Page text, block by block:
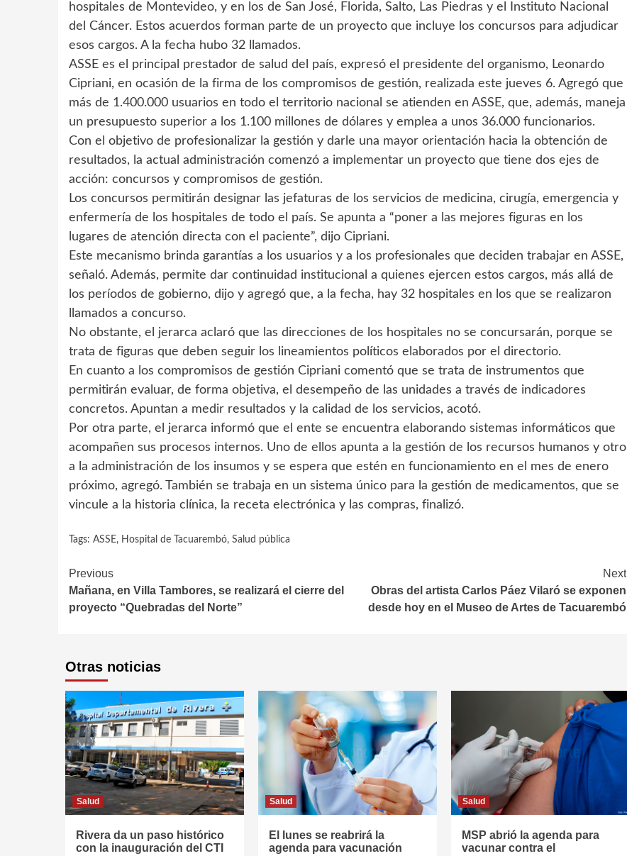
hospitales de Montevideo, y en los de San José, Florida, Salto, Las Piedras y el Instituto Nacional
del Cáncer. Estos acuerdos forman parte de un proyecto que incluye los concursos para adjudicar
esos cargos. A la fecha hubo 32 llamados.
ASSE es el principal prestador de salud del país, expresó el presidente del organismo, Leonardo
Cipriani, en ocasión de la firma de los compromisos de gestión, realizada este jueves 6. Agregó que
más de 1.400.000 usuarios en todo el territorio nacional se atienden en ASSE, que, además, maneja
un presupuesto superior a los 1.100 millones de dólares y emplea a unos 36.000 funcionarios.
Con el objetivo de profesionalizar la gestión y darle una mayor orientación hacia la obtención de
resultados, la actual administración comenzó a implementar un proyecto que tiene dos ejes de
acción: concursos y compromisos de gestión.
Los concursos permitirán designar las jefaturas de los servicios de medicina, cirugía, emergencia y
enfermería de los hospitales de todo el país. Se apunta a “poner a las mejores figuras en los
lugares de atención directa con el paciente”, dijo Cipriani.
Este mecanismo brinda garantías a los usuarios y a los profesionales que deciden trabajar en ASSE,
señaló. Además, permite dar continuidad institucional a quienes ejercen estos cargos, más allá de
los períodos de gobierno, dijo y agregó que, a la fecha, hay 32 hospitales en los que se realizaron
llamados a concurso.
No obstante, el jerarca aclaró que las direcciones de los hospitales no se concursarán, porque se
trata de figuras que deben seguir los lineamientos políticos elaborados por el directorio.
En cuanto a los compromisos de gestión Cipriani comentó que se trata de instrumentos que
permitirán evaluar, de forma objetiva, el desempeño de las unidades a través de indicadores
concretos. Apuntan a medir resultados y la calidad de los servicios, acotó.
Por otra parte, el jerarca informó que el ente se encuentra elaborando sistemas informáticos que
acompañen sus procesos internos. Uno de ellos apunta a la gestión de los recursos humanos y otro
a la administración de los insumos y se espera que estén en funcionamiento en el mes de enero
próximo, agregó. También se trabaja en un sistema único para la gestión de medicamentos, que se
vincule a la historia clínica, la receta electrónica y las compras, finalizó.
Tags: ASSE, Hospital de Tacuarembó, Salud pública
Continue
Reading
Previous
Mañana, en Villa Tambores, se realizará el cierre del
proyecto “Quebradas del Norte”
Next
Obras del artista Carlos Páez Vilaró se exponen
desde hoy en el Museo de Artes de Tacuarembó
Otras noticias
Salud
Rivera da un paso histórico
con la inauguración del CTI
Salud
El lunes se reabrirá la
agenda para vacunación
Salud
MSP abrió la agenda para
vacunar contra el